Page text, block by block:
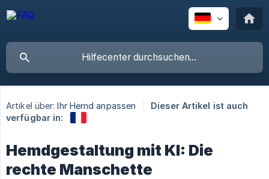
Artikel über: Ihr Hemd anpassen
Dieser Artikel ist auch
verfügbar in:
Hemdgestaltung mit KI: Die
rechte Manschette